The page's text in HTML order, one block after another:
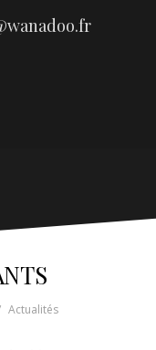
Actualités